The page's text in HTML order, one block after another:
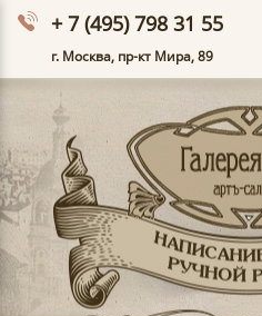
+ 7 (495) 798 31 55
г. Москва, пр-кт Мира, 89